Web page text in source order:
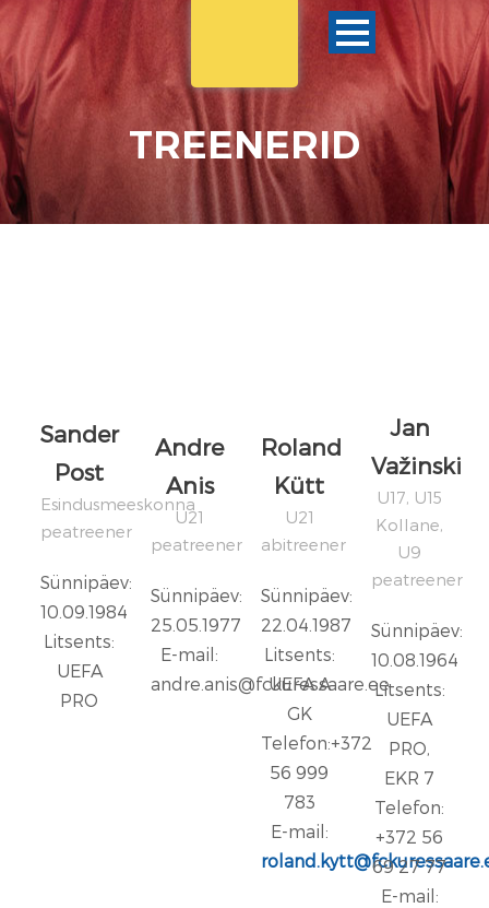
TREENERID
Sander
Post
Esindusmeeskonna
peatreener
Sünnipäev:
10.09.1984
Litsents:
UEFA
PRO
Andre
Anis
U21
peatreener
Sünnipäev:
25.05.1977
E-mail:
andre.anis@fckuressaare.ee
Roland
Kütt
U21
abitreener
Sünnipäev:
22.04.1987
Litsents:
UEFA A
GK
Telefon:+372
56 999
783
E-mail:
Jan
Važinski
U17, U15
Kollane,
U9
peatreener
Sünnipäev:
10.08.1964
Litsents:
UEFA
PRO,
EKR 7
Telefon:
+372 56
69 27 77
E-mail: